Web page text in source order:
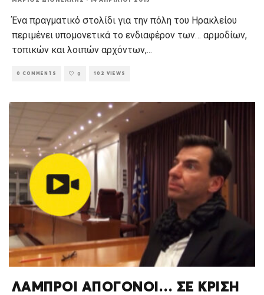
Ένα πραγματικό στολίδι για την πόλη του Ηρακλείου
περιμένει υπομονετικά το ενδιαφέρον των… αρμοδίων,
τοπικών και λοιπών αρχόντων,...
0 COMMENTS 0 102 VIEWS
ΛΑΜΠΡΟΙ ΑΠΟΓΟΝΟΙ… ΣΕ ΚΡΙΣΗ